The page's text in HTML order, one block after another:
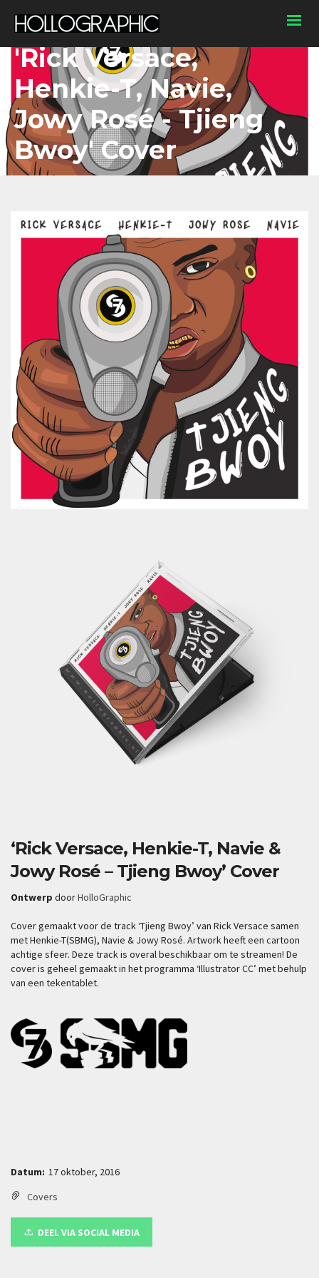
'Rick Versace,
Henkie-T, Navie,
Jowy Rosé - Tjieng
Bwoy' Cover
‘Rick Versace, Henkie-T, Navie &
Jowy Rosé – Tjieng Bwoy’ Cover
Ontwerp doorHolloGraphic
Cover gemaakt voor de track ‘Tjieng Bwoy’ van Rick Versace samen
met Henkie-T(SBMG), Navie & Jowy Rosé. Artwork heeft een cartoon
achtige sfeer. Deze track is overal beschikbaar om te streamen! De
cover is geheel gemaakt in het programma ‘Illustrator CC’ met behulp
van een tekentablet.
Datum: 17 oktober, 2016
Covers
DEEL VIA SOCIAL MEDIA